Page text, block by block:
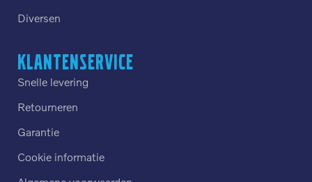
Diversen
Klantenservice
Snelle levering
Retourneren
Garantie
Cookie informatie